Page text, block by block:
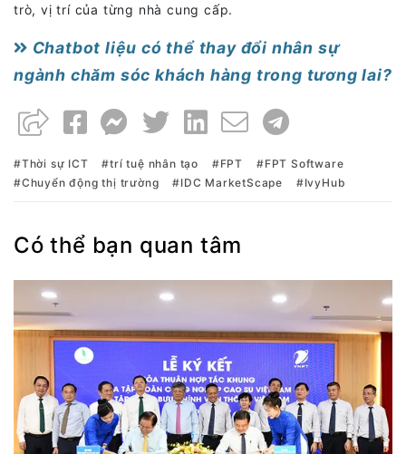
trò, vị trí của từng nhà cung cấp.
Chatbot liệu có thể thay đổi nhân sự
ngành chăm sóc khách hàng trong tương lai?
Thời sự ICT trí tuệ nhân tạo FPT
FPT Software
Chuyển động thị trường
IDC MarketScape IvyHub
Có thể bạn quan tâm